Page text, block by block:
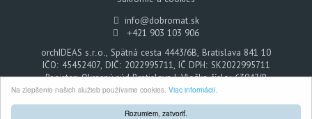
Rozumiem, zatvoriť.
Na zlepšenie našich služieb používame cookies. Viac informácií.
info@dobromat.sk
+421 903 103 906
orchIDEAS s.r.o., Spätná cesta 4443/6B, Bratislava 841 10
IČO: 45452407, DIČ: 2022995711, IČ DPH: SK2022995711
Register: Okresný súd Bratislava I, Vložka číslo: 63947/B
Dobromat - Každým nákupom pomáhate
© 2026. Všetky práva vyhradené.